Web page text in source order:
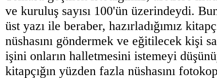
ve kuruluş sayısı 100'ün üzerindeydi.
üst yazı ile beraber, hazırladığımız
nüshasını göndermek ve eğitilecek kişi
işini onların halletmesini istemeyi
kitapçığın yüzden fazla nüshasını